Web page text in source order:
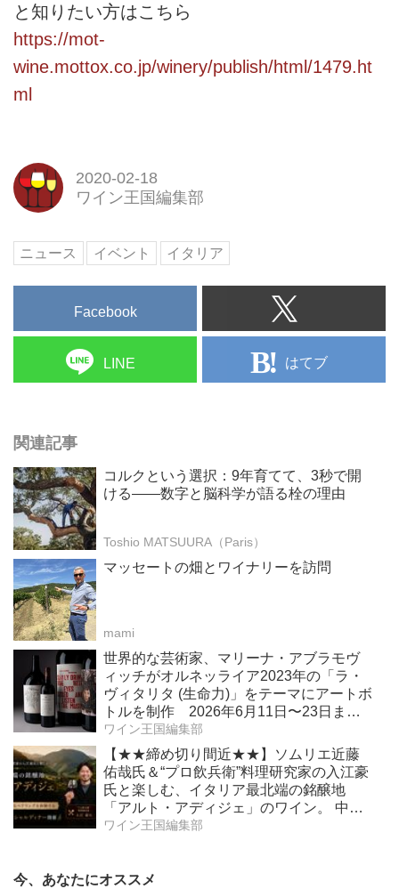
と知りたい方はこちら
https://mot-
wine.mottox.co.jp/winery/publish/html/1479.ht
ml
2020-02-18
ワイン王国編集部
ニュース イベント イタリア
Facebook
LINE はてブ
関連記事
コルクという選択：9年育てて、3秒で開
ける——数字と脳科学が語る栓の理由
Toshio MATSUURA（Paris）
マッセートの畑とワイナリーを訪問
mami
世界的な芸術家、マリーナ・アブラモヴ
ィッチがオルネッライア2023年の「ラ・
ヴィタリタ (生命力)」をテーマにアートボ
トルを制作 2026年6月11日〜23日ま
で、ボナムス主催のオンラインオークシ
ョンで販売 収益金の全額をソロモン・
R・グッゲンハイム財団を通じてアート作
品修復を支援
ワイン王国編集部
【★★締め切り間近★★】ソムリエ近藤
佑哉氏＆“プロ飲兵衛”料理研究家の入江豪
氏と楽しむ、イタリア最北端の銘醸地
「アルト・アディジェ」のワイン。 中国
料理との新たなペアリングを体験する、
ワイン王国編集部
今、あなたにオススメ